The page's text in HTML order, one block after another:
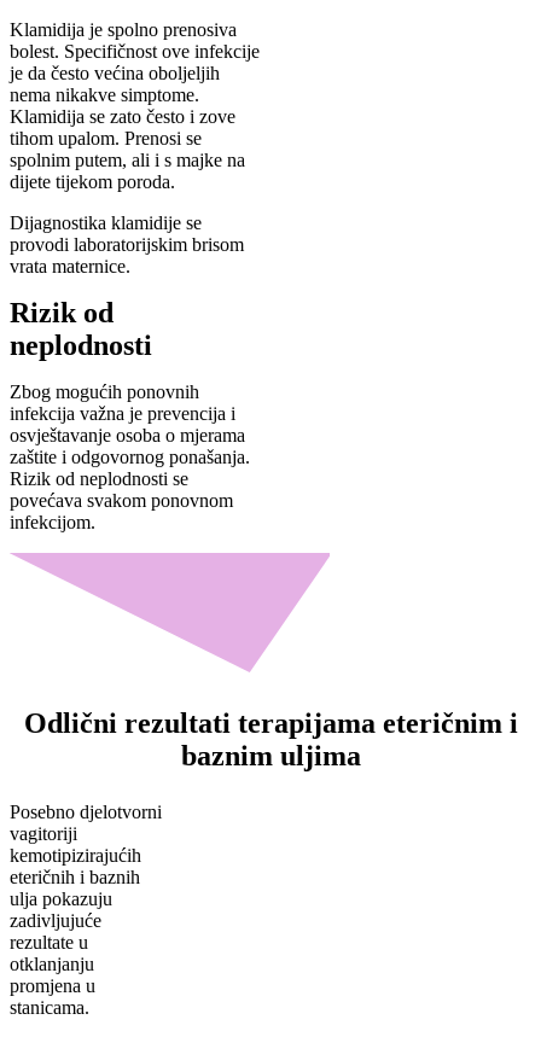
Klamidija je spolno prenosiva
bolest. Specifičnost ove infekcije
je da često većina oboljeljih
nema nikakve simptome.
Klamidija se zato često i zove
tihom upalom. Prenosi se
spolnim putem, ali i s majke na
dijete tijekom poroda.
Dijagnostika klamidije se
provodi laboratorijskim brisom
vrata maternice.
Rizik od
neplodnosti
Zbog mogućih ponovnih
infekcija važna je prevencija i
osvještavanje osoba o mjerama
zaštite i odgovornog ponašanja.
Rizik od neplodnosti se
povećava svakom ponovnom
infekcijom.
Odlični rezultati terapijama eteričnim i
baznim uljima
Posebno djelotvorni
vagitoriji
kemotipizirajućih
eteričnih i baznih
ulja pokazuju
zadivljujuće
rezultate u
otklanjanju
promjena u
stanicama.